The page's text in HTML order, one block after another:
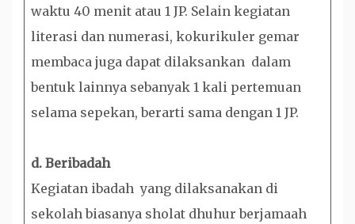
waktu 40 menit atau 1 JP. Selain kegiatan
literasi dan numerasi, kokurikuler gemar
membaca juga dapat dilaksankan dalam
bentuk lainnya sebanyak 1 kali pertemuan
selama sepekan, berarti sama dengan 1 JP.
d. Beribadah
Kegiatan ibadah yang dilaksanakan di
sekolah biasanya sholat dhuhur berjamaah